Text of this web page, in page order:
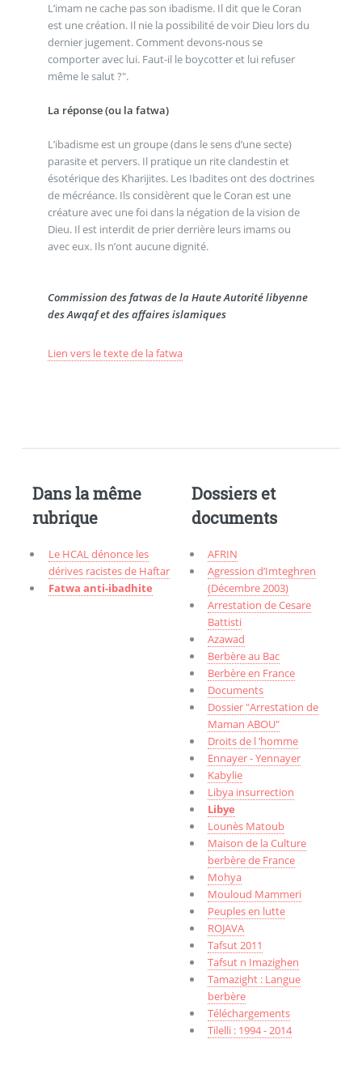
L’imam ne cache pas son ibadisme. Il dit que le Coran
est une création. Il nie la possibilité de voir Dieu lors du
dernier jugement. Comment devons-nous se
comporter avec lui. Faut-il le boycotter et lui refuser
même le salut ?".
La réponse (ou la fatwa)
L’ibadisme est un groupe (dans le sens d’une secte)
parasite et pervers. Il pratique un rite clandestin et
ésotérique des Kharijites. Les Ibadites ont des doctrines
de mécréance. Ils considèrent que le Coran est une
créature avec une foi dans la négation de la vision de
Dieu. Il est interdit de prier derrière leurs imams ou
avec eux. Ils n’ont aucune dignité.
Commission des fatwas de la Haute Autorité libyenne
des Awqaf et des affaires islamiques
Lien vers le texte de la fatwa
Dans la même
rubrique
Le HCAL dénonce les
dérives racistes de Haftar
Fatwa anti-ibadhite
Dossiers et
documents
AFRIN
Agression d’Imteghren
(Décembre 2003)
Arrestation de Cesare
Battisti
Azawad
Berbère au Bac
Berbère en France
Documents
Dossier "Arrestation de
Maman ABOU"
Droits de l ’homme
Ennayer - Yennayer
Kabylie
Libya insurrection
Libye
Lounès Matoub
Maison de la Culture
berbère de France
Mohya
Mouloud Mammeri
Peuples en lutte
ROJAVA
Tafsut 2011
Tafsut n Imazighen
Tamazight : Langue
berbère
Téléchargements
Tilelli : 1994 - 2014